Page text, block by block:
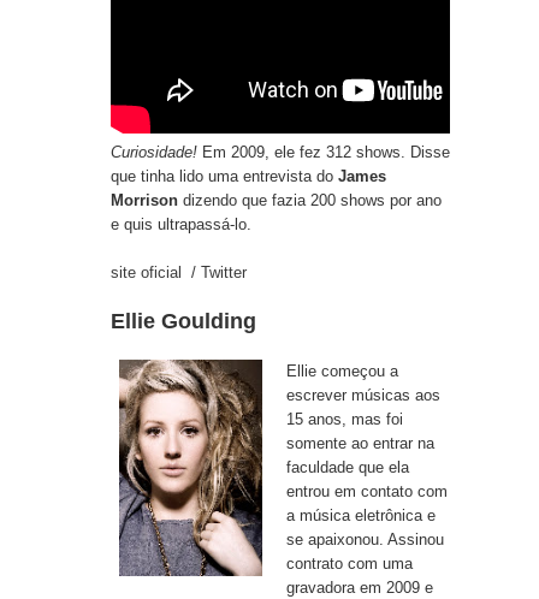
Curiosidade! Em 2009, ele fez 312 shows. Disse
que tinha lido uma entrevista do James
Morrison dizendo que fazia 200 shows por ano
e quis ultrapassá-lo.
site oficial / Twitter
Ellie Goulding
Ellie começou a
escrever músicas aos
15 anos, mas foi
somente ao entrar na
faculdade que ela
entrou em contato com
a música eletrônica e
se apaixonou. Assinou
contrato com uma
gravadora em 2009 e